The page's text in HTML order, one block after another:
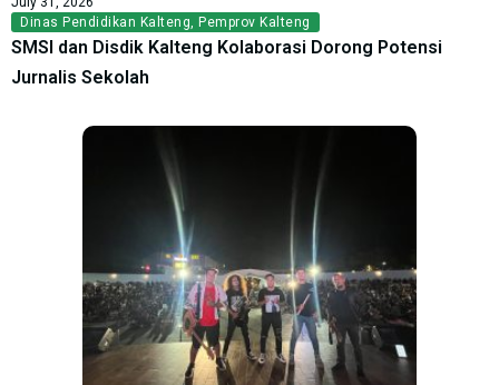
Dinas Pendidikan Kalteng, Pemprov Kalteng
SMSI dan Disdik Kalteng Kolaborasi Dorong Potensi
Jurnalis Sekolah